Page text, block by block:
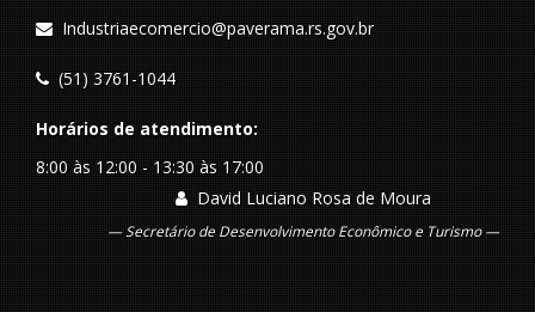
Industriaecomercio@paverama.rs.gov.br
(51) 3761-1044
Horários de atendimento:
8:00 às 12:00 - 13:30 às 17:00
David Luciano Rosa de Moura
Secretário de Desenvolvimento Econômico e Turismo